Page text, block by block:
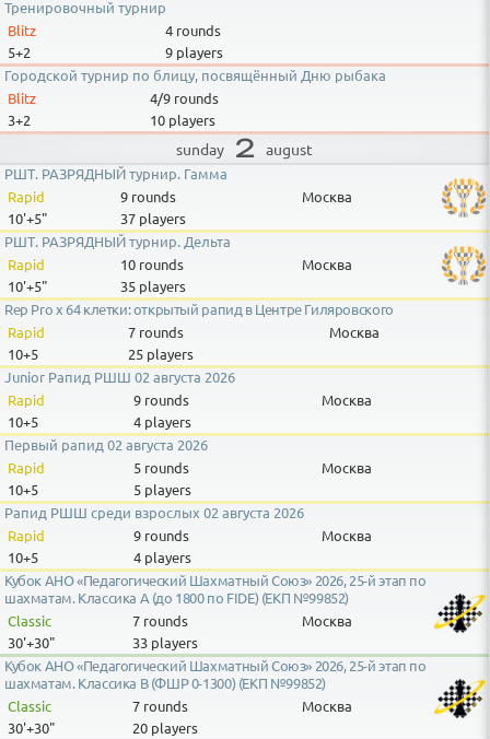
Тренировочный турнир
Blitz
4 rounds
5+2
9 players
Городской турнир по блицу, посвящённый Дню рыбака
Blitz
4/9 rounds
3+2
10 players
sunday 2 august
РШТ. РАЗРЯДНЫЙ турнир. Гамма
Rapid
9 rounds
Москва
10'+5"
37 players
РШТ. РАЗРЯДНЫЙ турнир. Дельта
Rapid
10 rounds
Москва
10'+5"
35 players
Rep Pro x 64 клетки: открытый рапид в Центре Гиляровского
Rapid
7 rounds
Москва
10+5
25 players
Junior Рапид РШШ 02 августа 2026
Rapid
9 rounds
Москва
10+5
4 players
Первый рапид 02 августа 2026
Rapid
5 rounds
Москва
10+5
5 players
Рапид РШШ среди взрослых 02 августа 2026
Rapid
9 rounds
Москва
10+5
4 players
Кубок АНО «Педагогический Шахматный Союз» 2026, 25-й этап по
шахматам. Классика A (до 1800 по FIDE) (ЕКП №99852)
Classic
7 rounds
Москва
30'+30"
33 players
Кубок АНО «Педагогический Шахматный Союз» 2026, 25-й этап по
шахматам. Классика B (ФШР 0-1300) (ЕКП №99852)
Classic
7 rounds
Москва
30'+30"
20 players